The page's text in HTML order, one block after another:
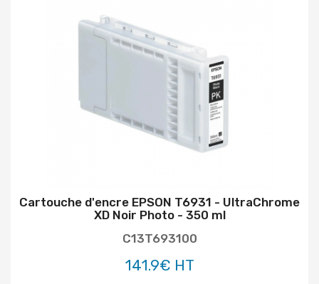
Cartouche d'encre EPSON T6931 - UltraChrome
XD Noir Photo - 350 ml
C13T693100
141.9€ HT